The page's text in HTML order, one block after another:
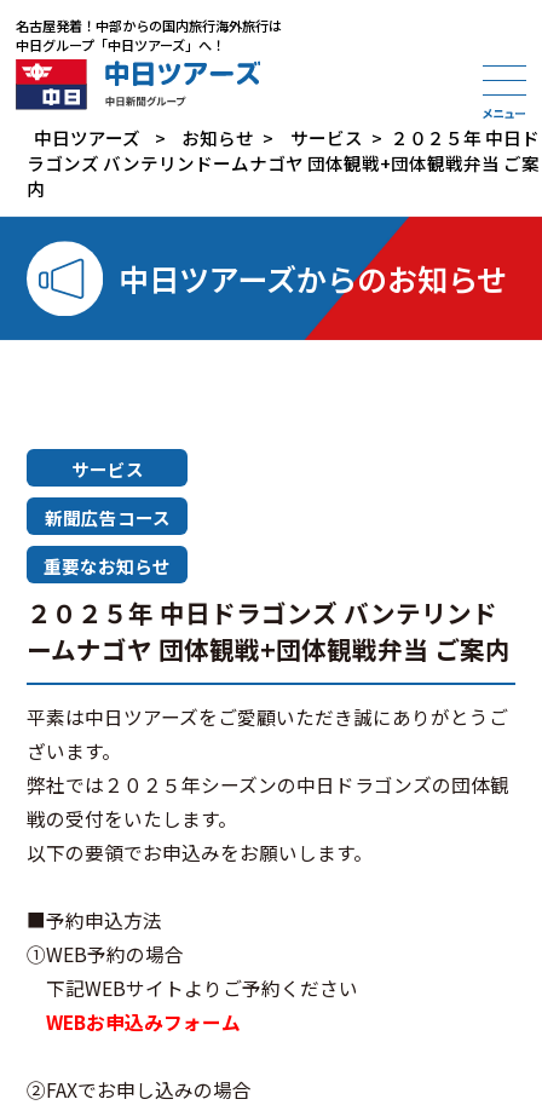
名古屋発着 ！中部からの国内旅行海外旅行は
中日グループ「中日ツアーズ」へ！
中日ツアーズ > お知らせ > サービス > ２０２５年 中日ド
ラゴンズ バンテリンドームナゴヤ 団体観戦+団体観戦弁当 ご案
内
中日ツアーズからのお知らせ
サービス
新聞広告コース
重要なお知らせ
２０２５年 中日ドラゴンズ バンテリンド
ームナゴヤ 団体観戦+団体観戦弁当 ご案内
平素は中日ツアーズをご愛顧いただき誠にありがとうご
ざいます。
弊社では２０２５年シーズンの中日ドラゴンズの団体観
戦の受付をいたします。
以下の要領でお申込みをお願いします。
■予約申込方法
①WEB予約の場合
下記WEBサイトよりご予約ください
WEBお申込みフォーム
②FAXでお申し込みの場合